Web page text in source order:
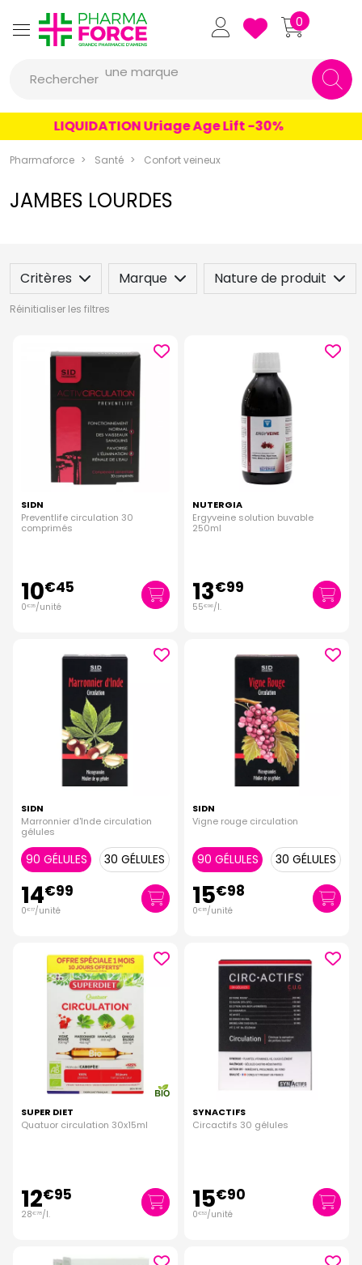
Pharmaforce Grande Pharmacie
0
Rechercher
une marque
un conseil
un produit
une marque
LIQUIDATION Uriage Age Lift -30%
Pharmaforce Santé Confort veineux
JAMBES LOURDES
Critères Marque Nature de produit
Réinitialiser les filtres
SIDN
Preventlife circulation 30
comprimés
10€45
0€35/unité
NUTERGIA
Ergyveine solution buvable
250ml
13€99
55€96/l.
SIDN
Marronnier d'Inde circulation
gélules
90 GÉLULES 30 GÉLULES
14€99
0€ 17/unité
SIDN
Vigne rouge circulation
90 GÉLULES 30 GÉLULES
15€98
0€ 18/unité
SUPER DIET
Quatuor circulation 30x15ml
12€95
28€78/l.
SYNACTIFS
Circactifs 30 gélules
15€90
0€53/unité